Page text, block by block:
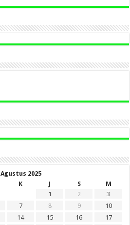
Agustus 2025
K J S
M
1
2
3
7 8 9
10
14 15 16
17